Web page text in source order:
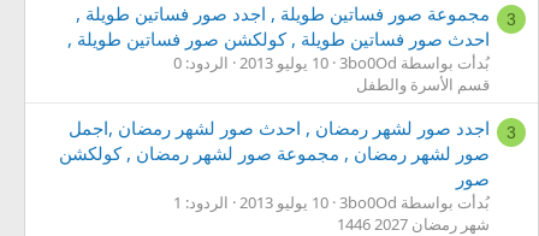
3
مجموعة صور فساتين طويلة , اجدد صور فساتين طويلة ,
احدث صور فساتين طويلة , كولكشن صور فساتين طويلة ,
بُدأت بواسطة 3bo0Od 10 يوليو 2013
الردود: 0
قسم الأسرة والطفل
3
اجدد صور لشهر رمضان , احدث صور لشهر رمضان ,اجمل
صور لشهر رمضان , مجموعة صور لشهر رمضان , كولكشن
صور
بُدأت بواسطة 3bo0Od 10 يوليو 2013
الردود: 1
شهر رمضان 2027 1446